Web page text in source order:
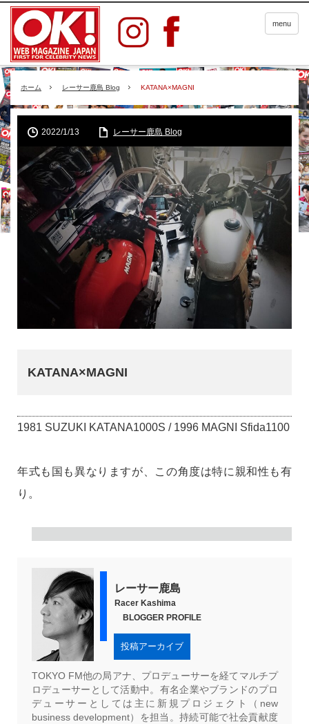
menu
ホーム レーサー鹿島 Blog KATANA×MAGNI
2022/1/13 レーサー鹿島 Blog
KATANA×MAGNI
1981 SUZUKI KATANA1000S / 1996 MAGNI Sfida1100
年式も国も異なりますが、この角度は特に親和性も有
り。
レーサー鹿島
Racer Kashima
BLOGGER PROFILE
投稿アーカイブ
TOKYO FM他の局アナ、プロデューサーを経てマルチプ
ロデューサーとして活動中。有名企業やブランドのプロ
デューサーとしては主に新規プロジェクト（new
business development）を担当。持続可能で社会貢献度